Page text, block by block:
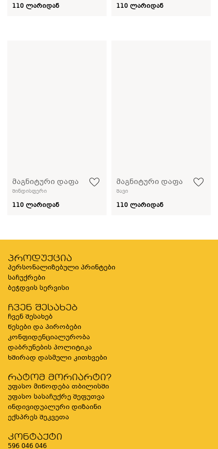
110 ლარიდან 110 ლარიდან
მაგნიტური დაფა
შინდისფერი
110 ლარიდან
მაგნიტური დაფა
შავი
110 ლარიდან
პროდუქცია
პერსონალიზებული პრინტები
საჩუქრები
ბეჭდვის სერვისი
ჩვენ შესახებ
ჩვენ შესახებ
წესები და პირობები
კონფიდენციალურობა
დაბრუნების პოლიტიკა
ხშირად დასმული კითხვები
რატომ მორიარტი?
უფასო მიწოდება თბილისში
უფასო სასაჩუქრე შეფუთვა
ინდივიდუალური დიზაინი
ექსპრეს შეკვეთა
კონტაქტი
596 046 046